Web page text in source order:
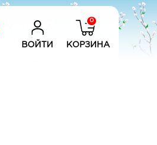
ВОЙТИ
0
КОРЗИНА